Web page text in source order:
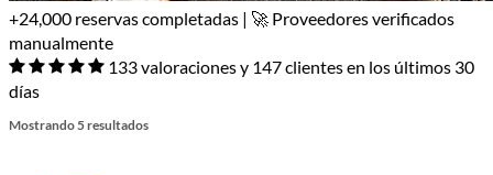
+24,000 reservas completadas | 🚀 Proveedores verificados
manualmente
133 valoraciones y 147 clientes en los últimos 30
días
Mostrando 5 resultados